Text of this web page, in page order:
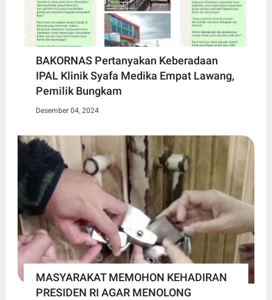
BAKORNAS Pertanyakan Keberadaan
IPAL Klinik Syafa Medika Empat Lawang,
Pemilik Bungkam
Desember 04, 2024
MASYARAKAT MEMOHON KEHADIRAN
PRESIDEN RI AGAR MENOLONG